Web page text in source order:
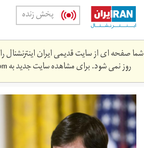
Skip
main
content
پخش زنده
شما صفحه ای از سایت قدیمی ایران اینترنشنال
روز نمی شود. برای مشاهده سایت جدید به
gettyimages-
692698050.jpg